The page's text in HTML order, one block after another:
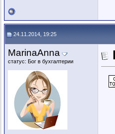
24.11.2014, 19:25
MarinaAnna
статус: Бог в бухгалтерии